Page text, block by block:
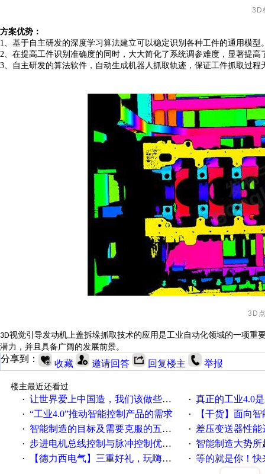
3D
方案优势：
1、 基于自主研发的深度学习算法建立可以稳定识别各种工件的通用模型
2、 在提高工件识别准确度的同时，大大简化了系统调参难度，显著提高
3、
自主研发的算法软件 ， 自动生成机器人抓取轨迹 ， 保证工件抓取过程
3D
3D视觉引导发动机上盖拆垛抓取技术的应用是工业自动化领域的一项
潜力，并且具备广阔的发展前景。
分享到： 收藏 邀请回答 回复楼主 举报
楼主最近还看过
· 让世界爱上中国造，我们该做些什么 · 真正的工业4.0
· “工业4.0”推动智能控制产品的需求 · 【干货】面向
· 智能制造的目标及需要克服的五个障碍 · 差压变送器性能达
· 步进电机总线控制与脉冲控制优缺点 · 智能制造大势所趋
· 【德力西电气】三重好礼，玩嗨夏日！ · 等的就是你！快来